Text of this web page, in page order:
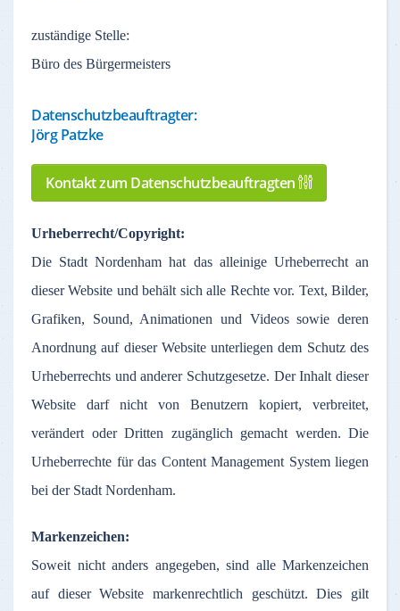
zuständige Stelle:
Büro des Bürgermeisters
Datenschutzbeauftragter:
Jörg Patzke
Kontakt zum Datenschutzbeauftragten
Urheberrecht/Copyright:
Die StadtNordenham hat das alleinige Urheberrechtan
dieserWebsite undbehält sich alle Rechte vor. Text,Bilder,
Grafiken, Sound, Animationen und Videossowie deren
Anordnung auf dieserWebsiteunterliegen dem Schutzdes
Urheberrechts undanderer Schutzgesetze. Der Inhalt dieser
Website darf nicht von Benutzern kopiert, verbreitet,
verändert oder Dritten zugänglich gemacht werden. Die
Urheberrechte für das Content Management System liegen
bei der Stadt Nordenham.
Markenzeichen:
Soweit nicht anders angegeben, sind alle Markenzeichen
auf dieserWebsitemarkenrechtlich geschützt. Dies gilt